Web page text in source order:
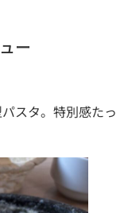
ー
スタ。特別感たっ